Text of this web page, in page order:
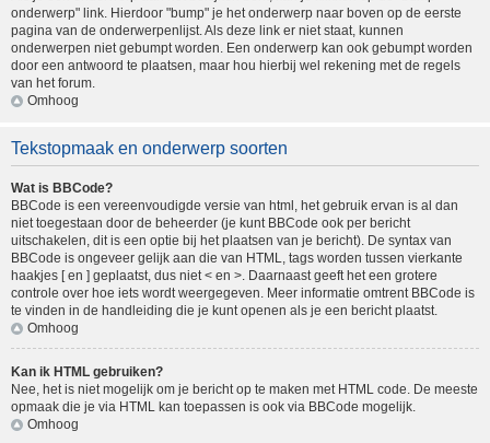
onderwerp" link. Hierdoor "bump" je het onderwerp naar boven op de eerste
pagina van de onderwerpenlijst. Als deze link er niet staat, kunnen
onderwerpen niet gebumpt worden. Een onderwerp kan ook gebumpt worden
door een antwoord te plaatsen, maar hou hierbij wel rekening met de regels
van het forum.
Omhoog
Tekstopmaak en onderwerp soorten
Wat is BBCode?
BBCode is een vereenvoudigde versie van html, het gebruik ervan is al dan
niet toegestaan door de beheerder (je kunt BBCode ook per bericht
uitschakelen, dit is een optie bij het plaatsen van je bericht). De syntax van
BBCode is ongeveer gelijk aan die van HTML, tags worden tussen vierkante
haakjes [ en ] geplaatst, dus niet < en >. Daarnaast geeft het een grotere
controle over hoe iets wordt weergegeven. Meer informatie omtrent BBCode is
te vinden in de handleiding die je kunt openen als je een bericht plaatst.
Omhoog
Kan ik HTML gebruiken?
Nee, het is niet mogelijk om je bericht op te maken met HTML code. De meeste
opmaak die je via HTML kan toepassen is ook via BBCode mogelijk.
Omhoog